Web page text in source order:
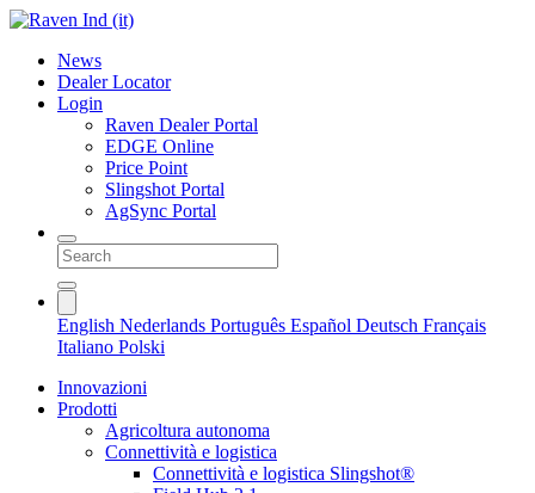
News
Dealer Locator
Login
Raven Dealer Portal
EDGE Online
Price Point
Slingshot Portal
AgSync Portal
English Nederlands Português Español Deutsch Français
Italiano Polski
Innovazioni
Prodotti
Agricoltura autonoma
Connettività e logistica
Connettività e logistica Slingshot®